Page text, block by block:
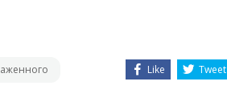
Like Tweet